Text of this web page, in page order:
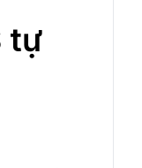
tự